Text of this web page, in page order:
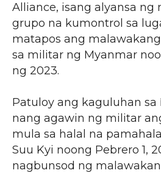
Alliance, isang alyansa ng
grupo na kumontrol sa
matapos ang
sa militar ng Myanmar
ng 2023.
Patuloy ang kaguluhan
nang agawin ng militar
mula sa halal na
Suu Kyi noong Pebrero 1,
nagbunsod ng